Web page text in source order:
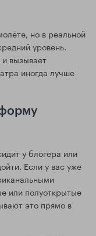
но в реальной
уровень.
вызывает
иногда лучше
у блогера или
Если у вас уже
или полуоткрытые
это прямо в